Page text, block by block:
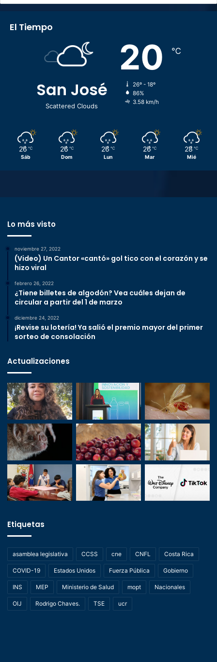
El Tiempo
San José
Scattered Clouds
20 ℃
26º - 18º
86%
3.58 km/h
26 ℃
Sáb
26 ℃
Dom
26 ℃
Lun
26 ℃
Mar
28 ℃
Mié
Lo más visto
noviembre 27, 2022
(Video) Un Cantor «cantó» gol tico con el corazón y se
hizo viral
febrero 26, 2022
¿Tiene billetes de algodón? Vea cuáles dejan de
circular a partir del 1 de marzo
diciembre 24, 2022
¡Revise su lotería! Ya salió el premio mayor del primer
sorteo de consolación
Actualizaciones
Etiquetas
asamblea legislativa CCSS cne CNFL Costa Rica
COVID-19 Estados Unidos Fuerza Pública Gobierno
INS MEP Ministerio de Salud mopt Nacionales
OIJ Rodrigo Chaves. TSE ucr